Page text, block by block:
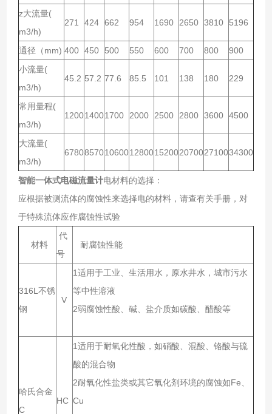
z大流量(
m3/h)
271 424 662 954 1690 2650 3810 5196
通径（mm) 400 450 500 550 600 700 800
900
小流量(
m3/h)
45.2 57.2 77.6 85.5 101 138 180 229
常用量程(
m3/h)
120014001700 2000 2500 2800 3600 4500
大流量(
m3/h)
67808570106001280015200207002710034300
智能一体式电磁流量计电材料的选择：
应根据被测流体的腐蚀性来选择电的材料，请查有关手册，对
于特殊流体应作腐蚀性试验
材料
代
号
耐腐蚀性能
316L不锈
钢
V
1适用于工业、生活用水，原水井水，城市污水
等中性溶液
2弱腐蚀性酸、碱、盐介质如碳酸、醋酸等
哈氏合金
C
HC
1适用于耐氧化性酸，如硝酸、混酸、铬酸与硫
酸的混合物
2耐氧化性盐类或其它氧化剂环境的腐蚀如Fe、
Cu